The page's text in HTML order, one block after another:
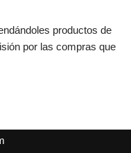
productos de
por las compras que